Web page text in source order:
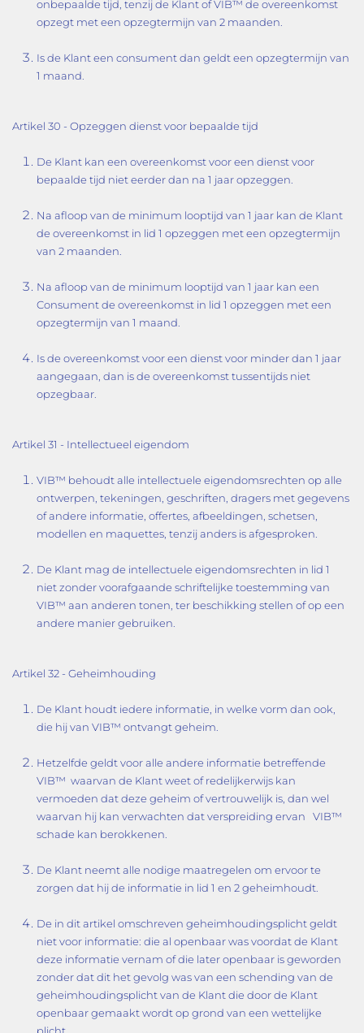
onbepaalde tijd, tenzij de Klant of VIB™ de overeenkomst
opzegt met een opzegtermijn van 2 maanden.
Is de Klant een consument dan geldt een opzegtermijn van
1 maand.
Artikel 30 - Opzeggen dienst voor bepaalde tijd
De Klant kan een overeenkomst voor een dienst voor
bepaalde tijd niet eerder dan na 1 jaar opzeggen.
Na afloop van de minimum looptijd van 1 jaar kan de Klant
de overeenkomst in lid 1 opzeggen met een opzegtermijn
van 2 maanden.
Na afloop van de minimum looptijd van 1 jaar kan een
Consument de overeenkomst in lid 1 opzeggen met een
opzegtermijn van 1 maand.
Is de overeenkomst voor een dienst voor minder dan 1 jaar
aangegaan, dan is de overeenkomst tussentijds niet
opzegbaar.
Artikel 31 - Intellectueel eigendom
VIB™ behoudt alle intellectuele eigendomsrechten op alle
ontwerpen, tekeningen, geschriften, dragers met gegevens
of andere informatie, offertes, afbeeldingen, schetsen,
modellen en maquettes, tenzij anders is afgesproken.
De Klant mag de intellectuele eigendomsrechten in lid 1
niet zonder voorafgaande schriftelijke toestemming van
VIB™ aan anderen tonen, ter beschikking stellen of op een
andere manier gebruiken.
Artikel 32 - Geheimhouding
De Klant houdt iedere informatie, in welke vorm dan ook,
die hij van VIB™ ontvangt geheim.
Hetzelfde geldt voor alle andere informatie betreffende
VIB™ waarvan de Klant weet of redelijkerwijs kan
vermoeden dat deze geheim of vertrouwelijk is, dan wel
waarvan hij kan verwachten dat verspreiding ervan VIB™
schade kan berokkenen.
De Klant neemt alle nodige maatregelen om ervoor te
zorgen dat hij de informatie in lid 1 en 2 geheimhoudt.
De in dit artikel omschreven geheimhoudingsplicht geldt
niet voor informatie: die al openbaar was voordat de Klant
deze informatie vernam of die later openbaar is geworden
zonder dat dit het gevolg was van een schending van de
geheimhoudingsplicht van de Klant die door de Klant
openbaar gemaakt wordt op grond van een wettelijke